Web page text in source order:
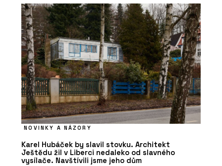
NOVINKY A NÁZORY
Karel Hubáček by slavil stovku. Architekt
Ještědu žil v Liberci nedaleko od slavného
vysílače. Navštívili jsme jeho dům